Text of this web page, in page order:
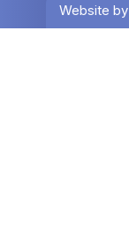
Website by